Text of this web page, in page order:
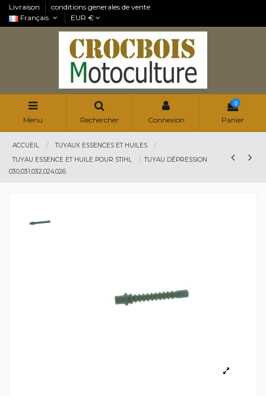
Livraison
conditions generales de vente
Français
EUR €
Menu Rechercher Connexion
0
Panier
ACCUEIL
TUYAUX ESSENCES ET HUILES
TUYAU ESSENCE ET HUILE POUR STIHL
TUYAU DÉPRESSION
030,031,032,024,026